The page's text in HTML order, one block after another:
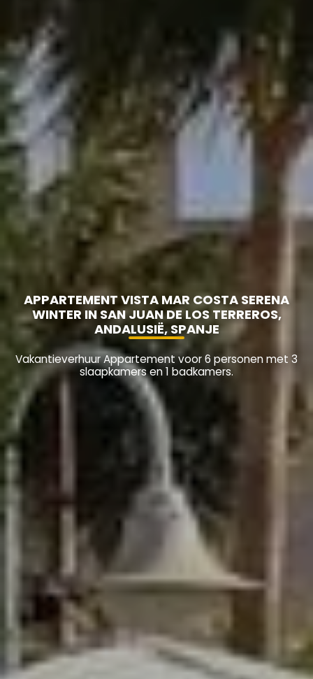
APPARTEMENT VISTA MAR COSTA SERENA
WINTER IN SAN JUAN DE LOS TERREROS,
ANDALUSIË, SPANJE
Vakantieverhuur Appartement voor 6 personen met 3
slaapkamers en 1 badkamers.